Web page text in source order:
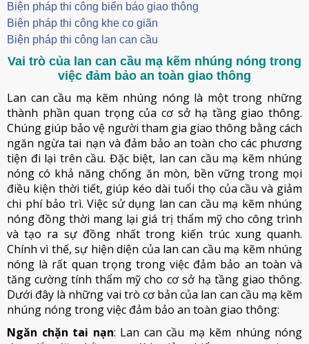
Biện pháp thi công biển báo giao thông
Biện pháp thi công khe co giãn
Biện pháp thi công lan can cầu
Vai trò của lan can cầu mạ kẽm nhúng nóng trong
việc đảm bảo an toàn giao thông
Lan can cầu mạ kẽm nhúng nóng là một trong những
thành phần quan trọng của cơ sở hạ tầng giao thông.
Chúng giúp bảo vệ người tham gia giao thông bằng cách
ngăn ngừa tai nạn và đảm bảo an toàn cho các phương
tiện đi lại trên cầu. Đặc biệt, lan can cầu mạ kẽm nhúng
nóng có khả năng chống ăn mòn, bền vững trong mọi
điều kiện thời tiết, giúp kéo dài tuổi thọ của cầu và giảm
chi phí bảo trì. Việc sử dụng lan can cầu mạ kẽm nhúng
nóng đồng thời mang lại giá trị thẩm mỹ cho công trình
và tạo ra sự đồng nhất trong kiến trúc xung quanh.
Chính vì thế, sự hiện diện của lan can cầu mạ kẽm nhúng
nóng là rất quan trọng trong việc đảm bảo an toàn và
tăng cường tính thẩm mỹ cho cơ sở hạ tầng giao thông.
Dưới đây là những vai trò cơ bản của lan can cầu mạ kẽm
nhúng nóng trong việc đảm bảo an toàn giao thông:
Ngăn chặn tai nạn: Lan can cầu mạ kẽm nhúng nóng